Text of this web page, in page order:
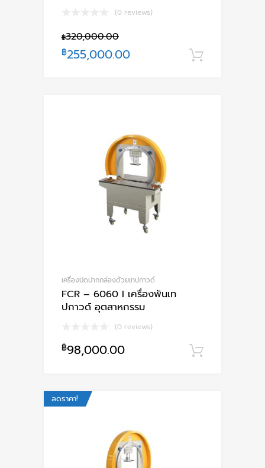
(0 reviews)
฿320,000.00
฿255,000.00
เครื่องปิดปากกล่องด้วยเทปกาวด์
FCR – 6060 I เครื่องพันเท
ปกาวด์ อุตสาหกรรม
(0 reviews)
฿98,000.00
ลดราคา!